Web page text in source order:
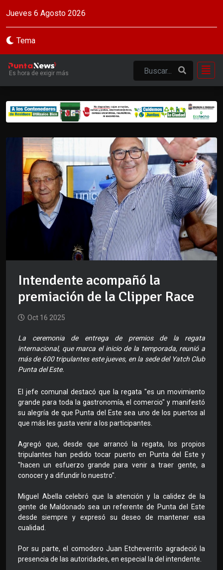
Jueves 6 Agosto 2026
Tema
Es hora de exigir más
Intendente acompañó la
premiación de la Clipper Race
Oct 16 2025
La ceremonia de entrega de premios de la regata
internacional, que marca el inicio de la temporada, reunió a
más de 600 tripulantes este jueves, en la sede del Yatch Club
Punta del Este.
El jefe comunal destacó que la regata "es un movimiento
grande para toda la gastronomía, el comercio" y manifestó
su alegría de que Punta del Este sea uno de los puertos al
que más les gusta venir a los participantes.
Agregó que, desde que arrancó la regata, los propios
tripulantes han pedido tocar puerto en Punta del Este y
"hacen un esfuerzo grande para venir a traer gente, a
conocer y a difundir lo nuestro".
Miguel Abella celebró que la atención y la calidez de la
gente de Maldonado sea un referente de Punta del Este
desde siempre y expresó su deseo de mantener esa
cualidad.
Por su parte, el comodoro Juan Etcheverrito agradeció la
presencia de las autoridades, en especial la del intendente.